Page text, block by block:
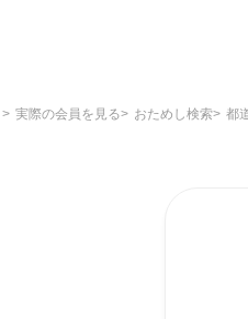
実際の会員を見る おためし検索 都